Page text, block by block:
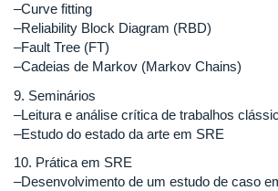
–Curve fitting
–Reliability Block Diagram (RBD)
–Fault Tree (FT)
–Cadeias de Markov (Markov Chains)
9. Seminários
–Leitura e análise crítica de trabalhos
–Estudo do estado da arte em SRE
10. Prática em SRE
–Desenvolvimento de um estudo de caso